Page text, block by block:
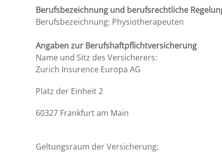
Berufsbezeichnung und berufsrechtliche
Berufsbezeichnung: Physiotherapeuten
Angaben zur Berufshaftpflichtversicherung
Name und Sitz des Versicherers:
Zurich Insurence Europa AG
Platz der Einheit 2
60327 Frankfurt am Main
Geltungsraum der Versicherung: